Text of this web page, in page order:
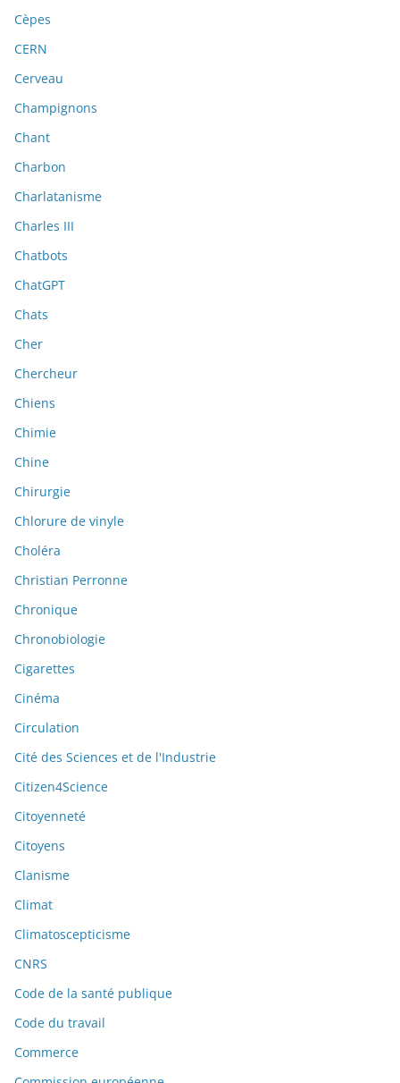
Cèpes
CERN
Cerveau
Champignons
Chant
Charbon
Charlatanisme
Charles III
Chatbots
ChatGPT
Chats
Cher
Chercheur
Chiens
Chimie
Chine
Chirurgie
Chlorure de vinyle
Choléra
Christian Perronne
Chronique
Chronobiologie
Cigarettes
Cinéma
Circulation
Cité des Sciences et de l'Industrie
Citizen4Science
Citoyenneté
Citoyens
Clanisme
Climat
Climatoscepticisme
CNRS
Code de la santé publique
Code du travail
Commerce